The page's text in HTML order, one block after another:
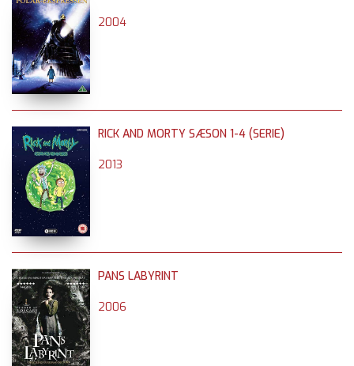
2004
RICK AND MORTY SÆSON 1-4 (SERIE)
2013
PANS LABYRINT
2006